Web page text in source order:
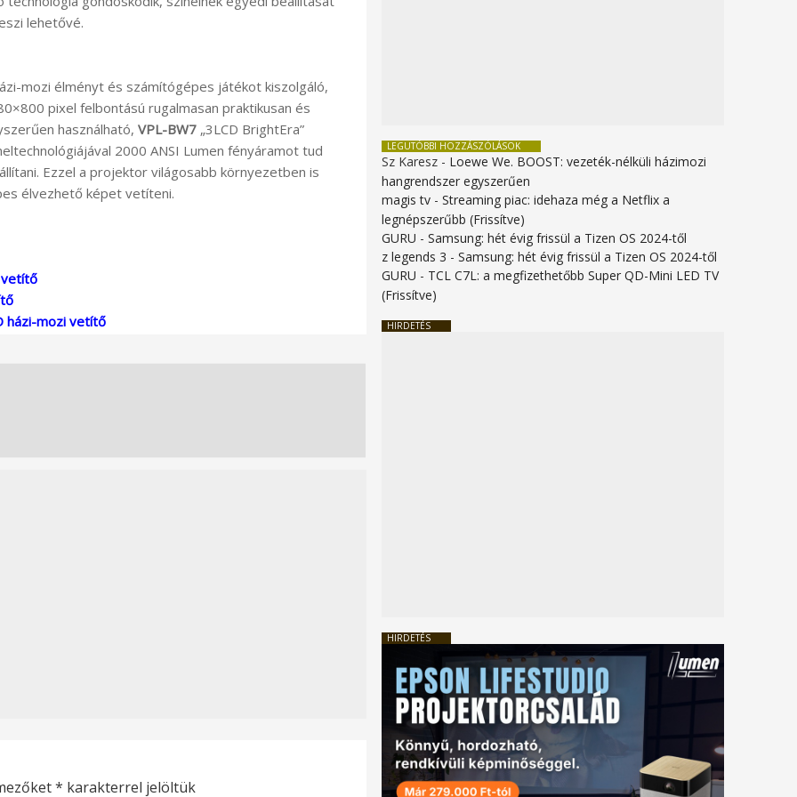
lehetővé.
mozi élményt és számítógépes játékot kiszolgáló,
pixel felbontású rugalmasan praktikusan és
használható, VPL-BW7„3LCD BrightEra”
2000 ANSI Lumen fényáramot tud
Ezzel a projektor világosabb környezetben is
élvezhető képet vetíteni.
vetítő
házi-mozi vetítő
* karakterrel jelöltük
LEGUTÓBBI HOZZÁSZÓLÁSOK
Sz Karesz - Loewe We. BOOST: vezeték-nélküli házimozi
hangrendszer egyszerűen
magis tv -Streaming piac: idehaza még a Netflix a
legnépszerűbb (Frissítve)
GURU -Samsung: hét évig frissül a Tizen OS 2024-től
z legends 3 -Samsung: hét évig frissül a Tizen OS 2024-től
GURU - TCL C7L: a megfizethetőbb Super QD-Mini LED TV
(Frissítve)
HIRDETÉS
HIRDETÉS